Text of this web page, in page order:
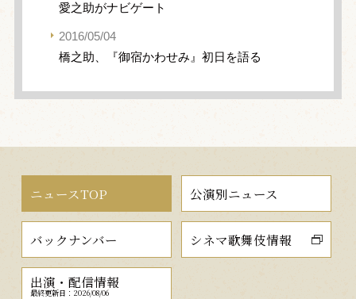
愛之助がナビゲート
2016/05/04
橋之助、『御宿かわせみ』初日を語る
ニュースTOP 公演別ニュース
バックナンバー シネマ歌舞伎情報
出演・配信情報
最終更新日：2026/08/06